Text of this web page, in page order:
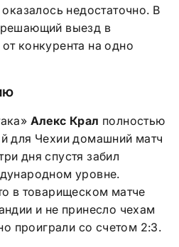
недостаточно. В
выезд в
конкурента на одно
Алекс Крал полностью
для Чехии домашний матч
дня спустя забил
уровне.
в товарищеском матче
и не принесло чехам
проиграли со счетом 2:3.